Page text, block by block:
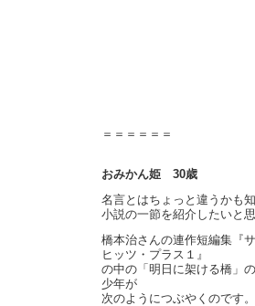
＝＝＝＝＝＝
おみかん姫 30歳
名言とはちょっと違うかも
小説の一節を紹介したいと
橋本治さんの連作短編集『
ヒッツ・プラス１』
の中の「明日に架ける橋」
少年が
次のようにつぶやくのです。